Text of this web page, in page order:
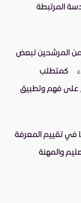
المرتبطة
المرشحين لبعض
كمتطلب
على فهم وتطبيق
في تقييم المعرفة
والمهنة